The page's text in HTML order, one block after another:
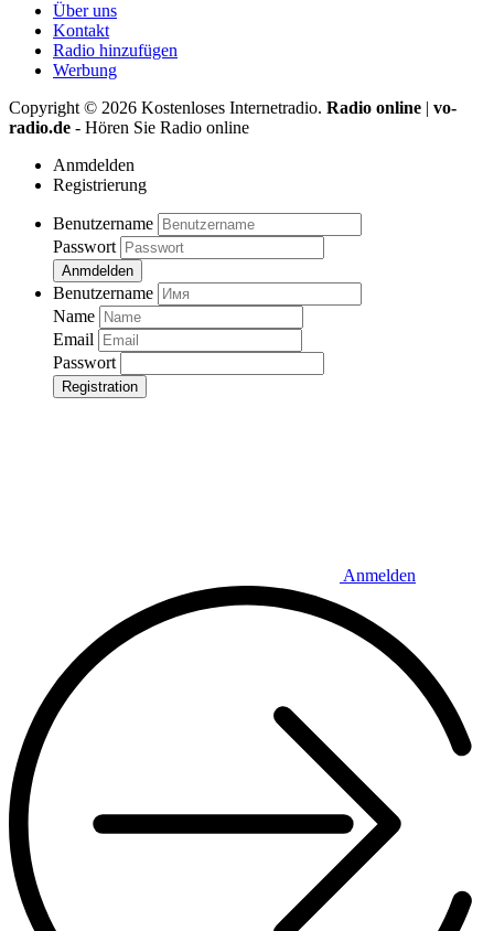
Über uns
Kontakt
Radio hinzufügen
Werbung
Copyright © 2026 Kostenloses Internetradio. Radio online | vo-
radio.de - Hören Sie Radio online
Anmdelden
Registrierung
Benutzername
Passwort
Anmdelden
Benutzername
Name
Email
Passwort
Registration
Anmelden